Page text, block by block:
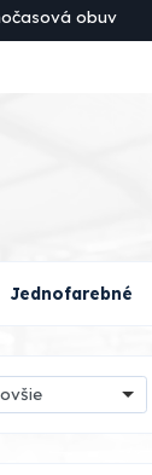
obuv
Jednofarebné